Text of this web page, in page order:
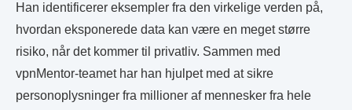
Han identificerer eksempler fra den virkelige verden på,
hvordan eksponerede data kan være en meget større
risiko, når det kommer til privatliv. Sammen med
vpnMentor-teamet har han hjulpet med at sikre
personoplysninger fra millioner af mennesker fra hele